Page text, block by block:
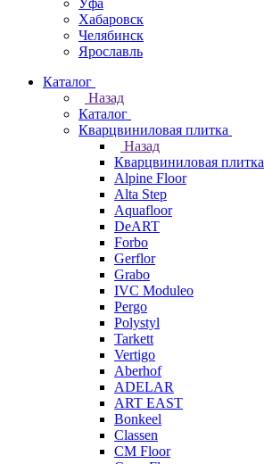
Уфа
Хабаровск
Челябинск
Ярославль
Каталог
Назад
Каталог
Кварцвиниловая плитка
Назад
Кварцвиниловая плитка
Alpine Floor
Alta Step
Aquafloor
DeART
Forbo
Gerflor
Grabo
IVC Moduleo
Pergo
Polystyl
Tarkett
Vertigo
Aberhof
ADELAR
ART EAST
Bonkeel
Classen
CM Floor